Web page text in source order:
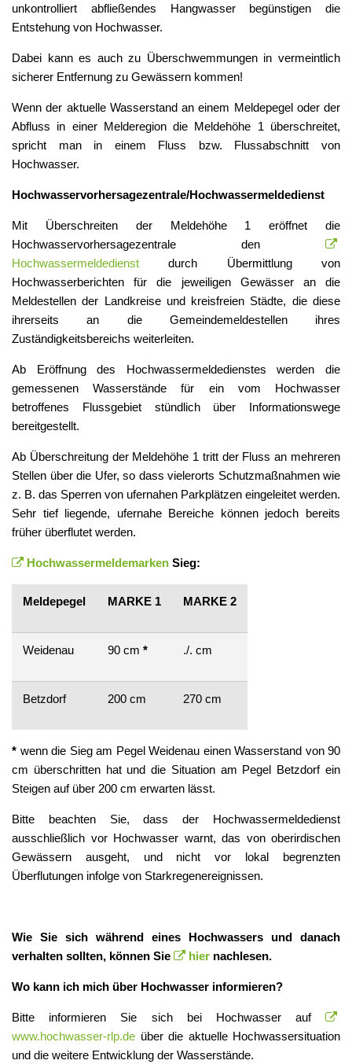
unkontrolliert abfließendes Hangwasser begünstigen die
Entstehung von Hochwasser.
Dabei kann es auch zu Überschwemmungen in vermeintlich
sicherer Entfernung zu Gewässern kommen!
Wenn der aktuelle Wasserstand an einem Meldepegel oder der
Abfluss in einer Melderegion die Meldehöhe 1 überschreitet,
spricht man in einem Fluss bzw. Flussabschnitt von
Hochwasser.
Hochwasservorhersagezentrale/Hochwassermeldedienst
Mit Überschreiten der Meldehöhe 1 eröffnet die
Hochwasservorhersagezentrale den
Hochwassermeldedienst durch Übermittlung von
Hochwasserberichten für die jeweiligen Gewässer an die
Meldestellen der Landkreise und kreisfreien Städte, die diese
ihrerseits an die Gemeindemeldestellen ihres
Zuständigkeitsbereichs weiterleiten.
Ab Eröffnung des Hochwassermeldedienstes werden die
gemessenen Wasserstände für ein vom Hochwasser
betroffenes Flussgebiet stündlich über Informationswege
bereitgestellt.
Ab Überschreitung der Meldehöhe 1 tritt der Fluss an mehreren
Stellen über die Ufer, so dass vielerorts Schutzmaßnahmen wie
z. B. das Sperren von ufernahen Parkplätzen eingeleitet werden.
Sehr tief liegende, ufernahe Bereiche können jedoch bereits
früher überflutet werden.
HochwassermeldemarkenSieg:
Meldepegel MARKE 1 MARKE 2
Weidenau 90 cm * ./. cm
Betzdorf 200 cm 270 cm
* wenn die Sieg am Pegel Weidenau einen Wasserstand von 90
cm überschritten hat und die Situation am Pegel Betzdorf ein
Steigen auf über 200 cm erwarten lässt.
Bitte beachten Sie, dass der Hochwassermeldedienst
ausschließlich vor Hochwasser warnt, das von oberirdischen
Gewässern ausgeht, und nicht vor lokal begrenzten
Überflutungen infolge von Starkregenereignissen.
Wie Sie sich während eines Hochwassers und danach
verhalten sollten, können Sie
hiernachlesen.
Wo kann ich mich über Hochwasser informieren?
Bitte informieren Sie sich bei Hochwasser auf
www.hochwasser-rlp.de über die aktuelle Hochwassersituation
und die weitere Entwicklung der Wasserstände.